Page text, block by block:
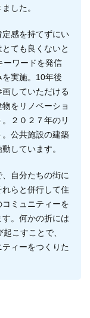
した。
感を持てずにい
ても良くないと
ーワードを発信
実施。10年後
していただける
をリノベーショ
２０２７年のリ
公共施設の建築
しています。
自分たちの街に
らと併行して住
ミュニティーを
。何かの折には
こすことで、
ィーをつくりた